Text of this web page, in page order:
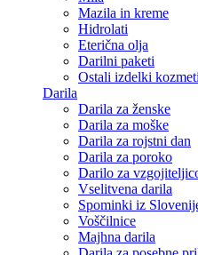
Mazila in kreme
Hidrolati
Eterična olja
Darilni paketi
Ostali izdelki
Darila
Darila za ženske
Darila za moške
Darila za rojstni dan
Darila za poroko
Darilo za
Vselitvena darila
Spominki iz
Voščilnice
Majhna darila